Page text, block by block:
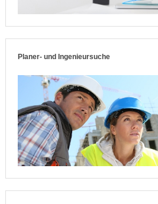
Planer- und Ingenieursuche